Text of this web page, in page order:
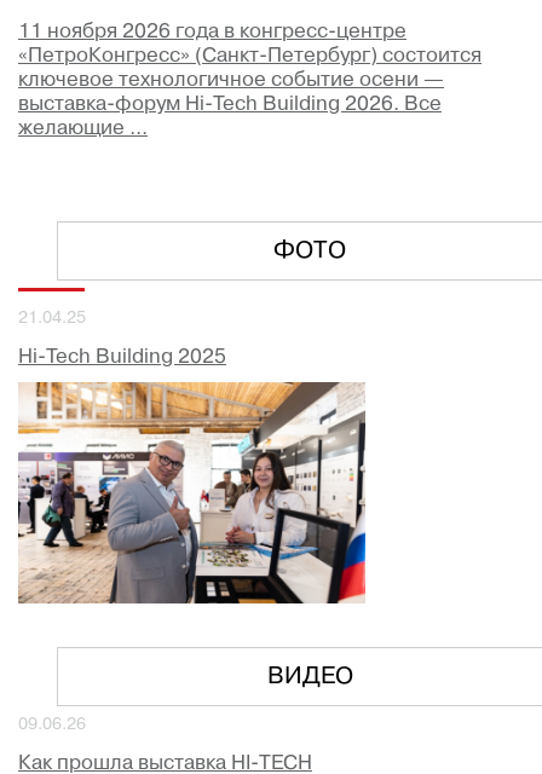
11 ноября 2026 года в конгресс-центре
«ПетроКонгресс» (Санкт-Петербург) состоится
ключевое технологичное событие осени —
выставка-форум Hi-Tech Building 2026. Все
желающие ...
ФОТО
21.04.25
Hi-Tech Building 2025
ВИДЕО
09.06.26
Как прошла выставка HI-TECH